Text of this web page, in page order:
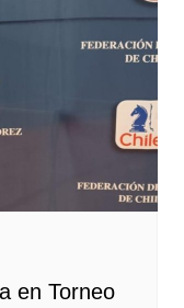
en Torneo